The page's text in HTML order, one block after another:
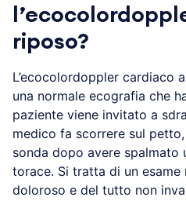
riposo?
L’ecocolordoppler cardiaco
una normale ecografia che
paziente viene invitato a
medico fa scorrere sul petto,
sonda dopo avere spalmato
torace. Si tratta di un esame
doloroso e del tutto non